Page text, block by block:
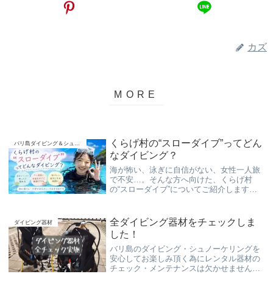
カズ
くらげ村の“スローダイブ”ってどん
なダイビング？
海が怖い、泳ぎに自信がない、女性一人旅
で不安…。そんな方へ向けた、くらげ村
の“スローダイブ”についてご紹介します。
す。
ダイビング器材
全ダイビング器材をチェックしま
した！
バリ島のダイビング・シュノーケリングを
安心してお楽しみ頂く為にレンタル器材の
チェック・メンテナンスは欠かせません！